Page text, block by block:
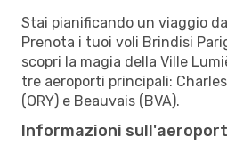
Stai pianificando un viaggio
Prenota i tuoi voli Brindisi
scopri la magia della Ville
tre aeroporti principali:
(ORY) e Beauvais (BVA).
Informazioni